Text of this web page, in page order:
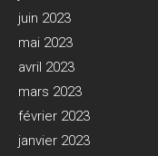
juin 2023
mai 2023
avril 2023
mars 2023
février 2023
janvier 2023